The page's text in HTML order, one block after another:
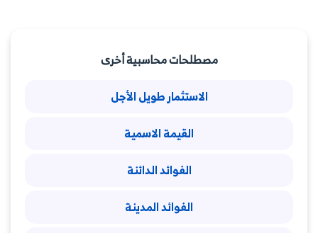
مصطلحات محاسبية أخرى
الاستثمار طويل الأجل
القيمة الاسمية
الفوائد الدائنة
الفوائد المدينة